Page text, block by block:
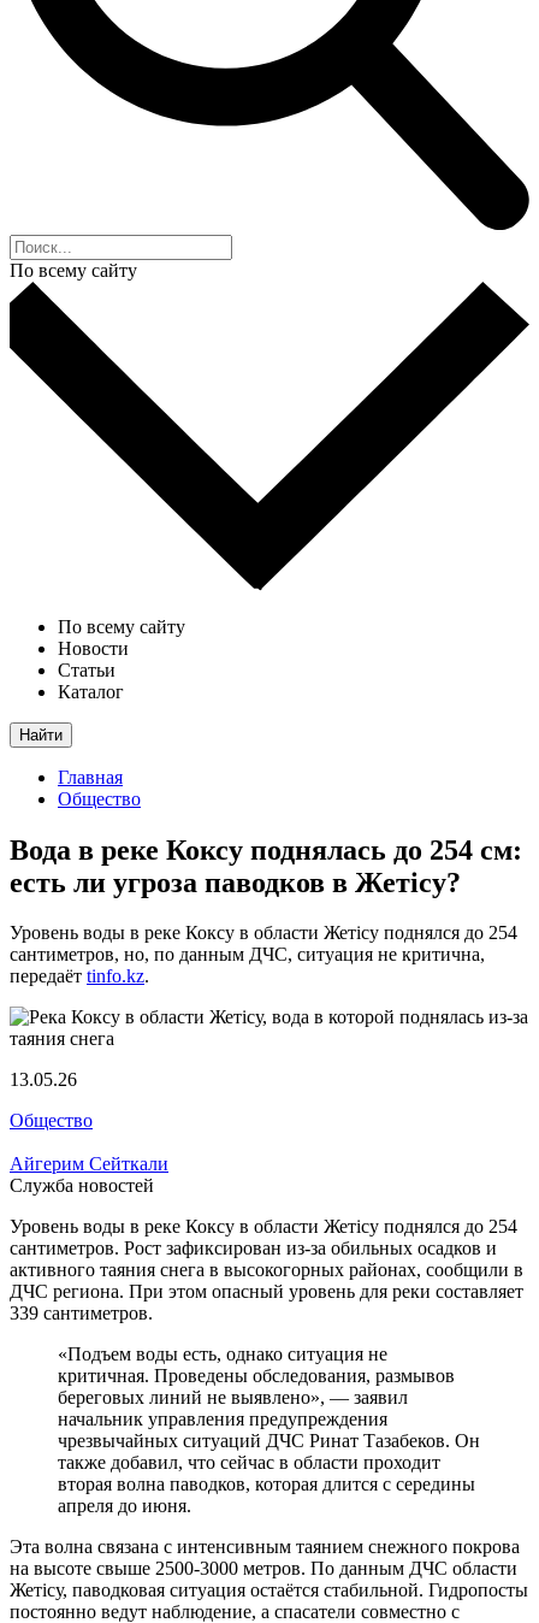
По всему сайту
По всему сайту
Новости
Статьи
Каталог
Найти
Главная
Общество
Вода в реке Коксу поднялась до 254 см:
есть ли угроза паводков в Жетісу?
Уровень воды в реке Коксу в области Жетісу поднялся до 254
сантиметров, но, по данным ДЧС, ситуация не критична,
передаёт tinfo.kz.
13.05.26
Общество
Айгерим Сейткали
Служба новостей
Уровень воды в реке Коксу в области Жетісу поднялся до 254
сантиметров. Рост зафиксирован из-за обильных осадков и
активного таяния снега в высокогорных районах, сообщили в
ДЧС региона. При этом опасный уровень для реки составляет
339 сантиметров.
«Подъем воды есть, однако ситуация не
критичная. Проведены обследования, размывов
береговых линий не выявлено», — заявил
начальник управления предупреждения
чрезвычайных ситуаций ДЧС Ринат Тазабеков. Он
также добавил, что сейчас в области проходит
вторая волна паводков, которая длится с середины
апреля до июня.
Эта волна связана с интенсивным таянием снежного покрова
на высоте свыше 2500-3000 метров. По данным ДЧС области
Жетісу, паводковая ситуация остаётся стабильной. Гидропосты
постоянно ведут наблюдение, а спасатели совместно с